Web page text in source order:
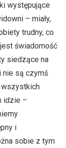
występujące
– miały,
trudny, co
świadomość
siedzące na
nie są czymś
wszystkich
idzie –
i
sobie z tym